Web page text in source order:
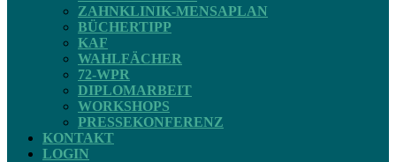
ZAHNKLINIK-MENSAPLAN
BÜCHERTIPP
KAF
WAHLFÄCHER
72-WPR
DIPLOMARBEIT
WORKSHOPS
PRESSEKONFERENZ
KONTAKT
LOGIN